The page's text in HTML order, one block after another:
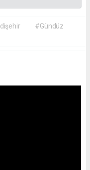
#Gündüz